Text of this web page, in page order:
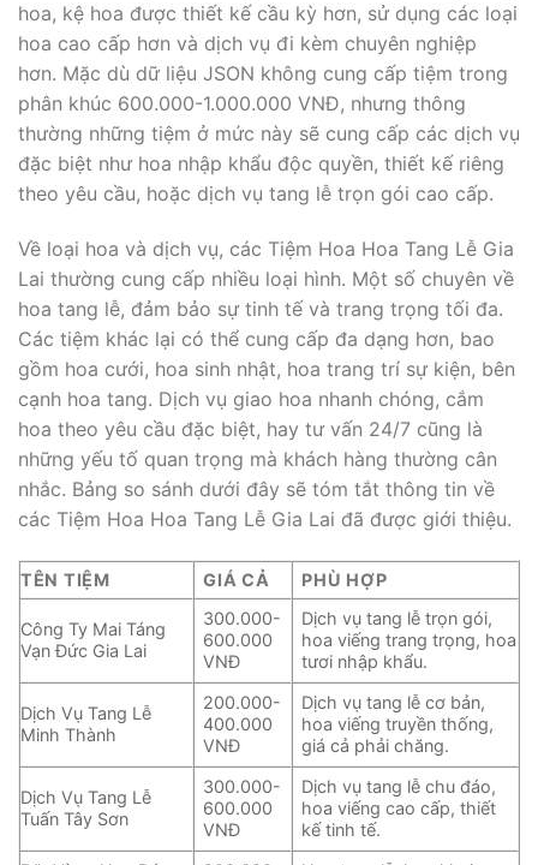
hoa, kệ hoa được thiết kế cầu kỳ hơn, sử dụng các loại
hoa cao cấp hơn và dịch vụ đi kèm chuyên nghiệp
hơn. Mặc dù dữ liệu JSON không cung cấp tiệm trong
phân khúc 600.000-1.000.000 VNĐ, nhưng thông
thường những tiệm ở mức này sẽ cung cấp các dịch vụ
đặc biệt như hoa nhập khẩu độc quyền, thiết kế riêng
theo yêu cầu, hoặc dịch vụ tang lễ trọn gói cao cấp.
Về loại hoa và dịch vụ, các Tiệm Hoa Hoa Tang Lễ Gia
Lai thường cung cấp nhiều loại hình. Một số chuyên về
hoa tang lễ, đảm bảo sự tinh tế và trang trọng tối đa.
Các tiệm khác lại có thể cung cấp đa dạng hơn, bao
gồm hoa cưới, hoa sinh nhật, hoa trang trí sự kiện, bên
cạnh hoa tang. Dịch vụ giao hoa nhanh chóng, cắm
hoa theo yêu cầu đặc biệt, hay tư vấn 24/7 cũng là
những yếu tố quan trọng mà khách hàng thường cân
nhắc. Bảng so sánh dưới đây sẽ tóm tắt thông tin về
các Tiệm Hoa Hoa Tang Lễ Gia Lai đã được giới thiệu.
TÊN TIỆM GIÁ CẢ PHÙ HỢP
Công Ty Mai Táng
Vạn Đức Gia Lai
300.000-
600.000
VNĐ
Dịch vụ tang lễ trọn gói,
hoa viếng trang trọng, hoa
tươi nhập khẩu.
Dịch Vụ Tang Lễ
Minh Thành
200.000-
400.000
VNĐ
Dịch vụ tang lễ cơ bản,
hoa viếng truyền thống,
giá cả phải chăng.
Dịch Vụ Tang Lễ
Tuấn Tây Sơn
300.000-
600.000
VNĐ
Dịch vụ tang lễ chu đáo,
hoa viếng cao cấp, thiết
kế tinh tế.